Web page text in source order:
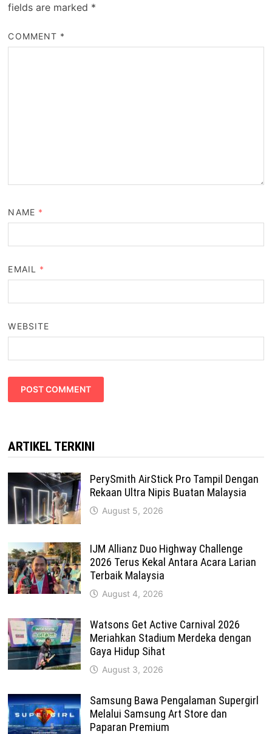
fields are marked *
COMMENT *
NAME *
EMAIL *
WEBSITE
ARTIKEL TERKINI
PerySmith AirStick Pro Tampil Dengan
Rekaan Ultra Nipis Buatan Malaysia
August 5, 2026
IJM Allianz Duo Highway Challenge
2026 Terus Kekal Antara Acara Larian
Terbaik Malaysia
August 4, 2026
Watsons Get Active Carnival 2026
Meriahkan Stadium Merdeka dengan
Gaya Hidup Sihat
August 3, 2026
Samsung Bawa Pengalaman Supergirl
Melalui Samsung Art Store dan
Paparan Premium